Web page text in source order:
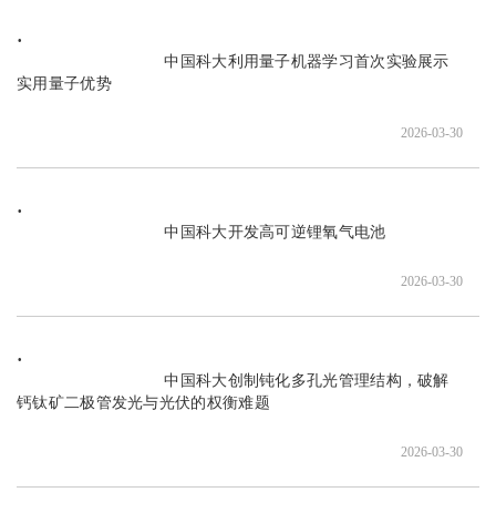
                               中国科大利用量子机器学习首次实验展示
实用量子优势
2026-03-30
                               中国科大开发高可逆锂氧气电池
2026-03-30
                               中国科大创制钝化多孔光管理结构，破解
钙钛矿二极管发光与光伏的权衡难题
2026-03-30